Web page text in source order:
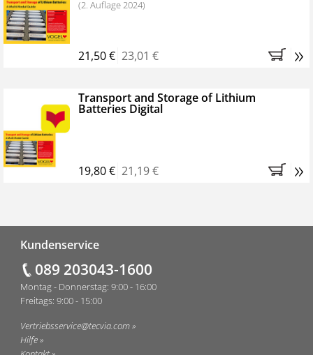
(2. Auflage 2024)
21,50 € 23,01 € »
Transport and Storage of Lithium
Batteries Digital
19,80 € 21,19 € »
Kundenservice
089 203043-1600
Montag - Donnerstag: 9:00 - 16:00
Freitags: 9:00 - 15:00
Vertriebsservice@tecvia.com
Hilfe